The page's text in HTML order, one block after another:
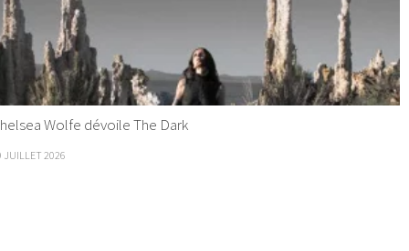
Wolfe dévoile The Dark
JUILLET 2026